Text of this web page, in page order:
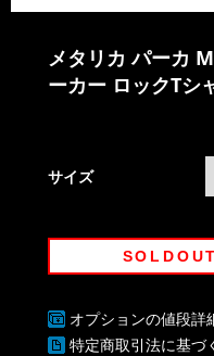
メタリカ パーカ
ーカー ロックTシ
サイズ
SOLDOUT
オプションの値段詳
特定商取引法に基づ